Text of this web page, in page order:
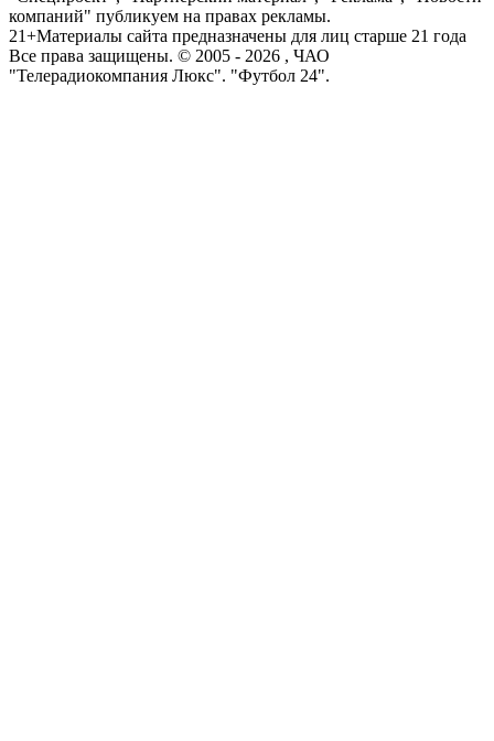
компаний" публикуем на правах рекламы.
21+Материалы сайта предназначены для лиц старше 21 года
Все права защищены. © 2005 - 2026 , ЧАО
"Телерадиокомпания Люкс". "Футбол 24".